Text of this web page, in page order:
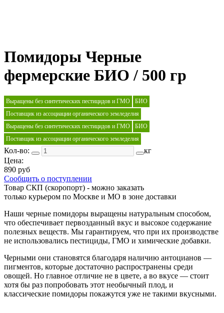
Помидоры Черные
фермерские БИО / 500 гр
Выращены без синтетических пестицидов и ГМО
БИО
Поставщик из ассоциации органического земледелия
Выращены без синтетических пестицидов и ГМО
БИО
Поставщик из ассоциации органического земледелия
Кол-во:
кг
Цена:
890 руб
Сообщить о поступлении
Товар СКП (скоропорт) - можно заказать
только курьером по Москве и МО в зоне доставки
Наши черные помидоры выращены натуральным способом,
что обеспечивает первозданный вкус и высокое содержание
полезных веществ. Мы гарантируем, что при их производстве
не использовались пестициды, ГМО и химические добавки.
Черными они становятся благодаря наличию антоцианов —
пигментов, которые достаточно распространены среди
овощей. Но главное отличие не в цвете, а во вкусе — стоит
хотя бы раз попробовать этот необычный плод, и
классические помидоры покажутся уже не такими вкусными.